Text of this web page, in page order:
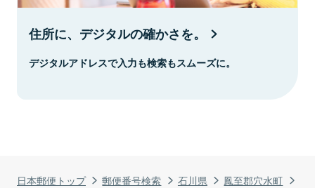
日本郵便トップ 郵便番号検索 石川県
鳳至郡穴水町
住所に、デジタルの確かさを。
デジタルアドレスで入力も検索もスムーズに。